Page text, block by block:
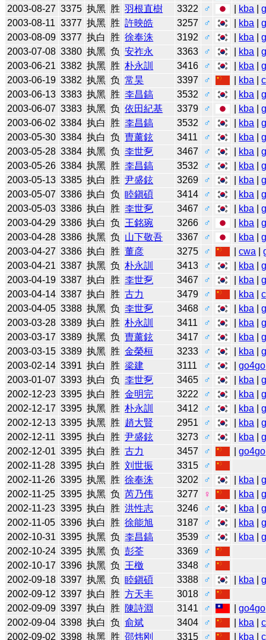
2003-08-27 3375 执黑 胜 羽根直樹 3322 ♂ kba |
2003-08-11 3377 执黑 胜 許映皓 3257 ♂ kba |
2003-08-09 3377 执白 胜 徐奉洙 3192 ♂ kba |
2003-07-08 3380 执黑 负 安祚永 3363 ♂ kba |
2003-06-21 3382 执黑 胜 朴永訓 3416 ♂ kba |
2003-06-19 3382 执黑 负 常昊 3397 ♂ kba |
2003-06-13 3383 执黑 胜 李昌鎬 3532 ♂ kba |
2003-06-07 3383 执黑 负 依田紀基 3379 ♂ kba |
2003-06-02 3384 执白 胜 李昌鎬 3532 ♂ kba |
2003-05-30 3384 执白 负 曺薰鉉 3411 ♂ kba |
2003-05-28 3384 执黑 负 李世乭 3467 ♂ kba |
2003-05-26 3384 执黑 胜 李昌鎬 3532 ♂ kba |
2003-05-13 3385 执白 胜 尹盛鉉 3269 ♂ kba |
2003-05-07 3386 执白 负 睦鎭碩 3414 ♂ kba |
2003-05-03 3386 执白 胜 李世乭 3467 ♂ kba |
2003-04-29 3386 执白 负 王銘琬 3266 ♂ kba |
2003-04-28 3386 执黑 负 山下敬吾 3367 ♂ kba |
2003-04-27 3386 执白 胜 董彦 3275 ♂ |cwa |
2003-04-21 3387 执黑 负 朴永訓 3413 ♂ kba |
2003-04-19 3387 执白 胜 李世乭 3467 ♂ kba |
2003-04-14 3387 执白 胜 古力 3479 ♂ kba |
2003-04-05 3388 执黑 负 李世乭 3468 ♂ kba |
2003-03-28 3389 执白 胜 朴永訓 3411 ♂ kba |
2003-03-17 3389 执黑 负 曺薰鉉 3417 ♂ kba |
2003-03-15 3389 执黑 胜 金榮桓 3233 ♂ kba |
2003-02-14 3391 执白 胜 梁建 3111 ♂ |go4go
2003-01-07 3393 执白 负 李世乭 3465 ♂ kba |
2002-12-23 3395 执白 胜 金明完 3222 ♂ kba |
2002-12-17 3395 执黑 胜 朴永訓 3412 ♂ kba |
2002-12-13 3395 执黑 胜 趙大賢 2951 ♂ kba |
2002-12-11 3395 执白 胜 尹盛鉉 3273 ♂ kba |
2002-12-01 3395 执白 胜 古力 3457 ♂ |go4go
2002-11-28 3395 执白 胜 刘世振 3315
♂
2002-11-26 3395 执黑 胜 徐奉洙 3202 ♂ kba |
2002-11-25 3395 执黑 负 芮乃伟 3277 ♀ kba |
2002-11-23 3395 执白 胜 洪性志 3246 ♂ kba |
2002-11-05 3396 执白 胜 徐能旭 3187 ♂ kba |
2002-10-31 3395 执黑 负 李昌鎬 3539 ♂ kba |
2002-10-24 3395 执黑 负 彭荃 3369
♂
2002-10-17 3396 执黑 负 王檄 3348
♂
2002-09-18 3397 执黑 负 睦鎭碩 3388 ♂ kba |
2002-09-12 3397 执白 胜 方天丰 3018
♂
2002-09-09 3397 执白 胜 陳詩淵 3141 ♂ |go4go
2002-09-04 3398 执白 负 俞斌 3404 ♂ kba |
2002-09-02 3398 执黑 胜 邵炜刚 3315 ♂ kba |